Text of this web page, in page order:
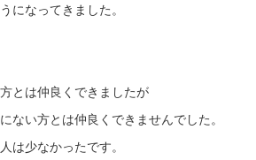
になってきました。
とは仲良くできましたが
ない方とは仲良くできませんでした。
は少なかったです。